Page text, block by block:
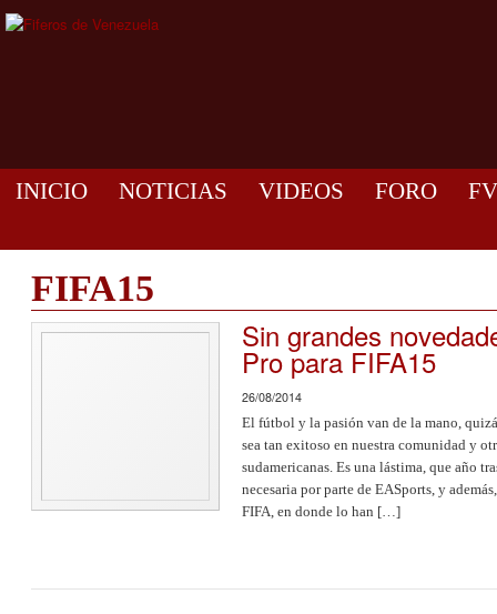
INICIO NOTICIAS VIDEOS FORO
FIFA15
Sin grandes
Pro para FIFA15
26/08/2014
El fútbol y la pasión van de la mano,
sea tan exitoso en nuestra comunidad y
sudamericanas. Es una lástima, que año
necesaria por parte de EASports, y
FIFA, en donde lo han […]